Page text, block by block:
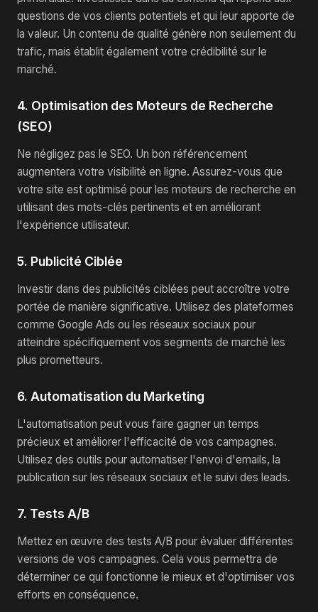
questions de vos clients potentiels et qui leur apporte de
la valeur. Un contenu de qualité génère non seulement du
trafic, mais établit également votre crédibilité sur le
marché.
4. Optimisation des Moteurs de Recherche
(SEO)
Ne négligez pas le SEO. Un bon référencement
augmentera votre visibilité en ligne. Assurez-vous que
votre site est optimisé pour les moteurs de recherche en
utilisant des mots-clés pertinents et en améliorant
l'expérience utilisateur.
5. Publicité Ciblée
Investir dans des publicités ciblées peut accroître votre
portée de manière significative. Utilisez des plateformes
comme Google Ads ou les réseaux sociaux pour
atteindre spécifiquement vos segments de marché les
plus prometteurs.
6. Automatisation du Marketing
L'automatisation peut vous faire gagner un temps
précieux et améliorer l'efficacité de vos campagnes.
Utilisez des outils pour automatiser l'envoi d'emails, la
publication sur les réseaux sociaux et le suivi des leads.
7. Tests A/B
Mettez en œuvre des tests A/B pour évaluer différentes
versions de vos campagnes. Cela vous permettra de
déterminer ce qui fonctionne le mieux et d'optimiser vos
efforts en conséquence.